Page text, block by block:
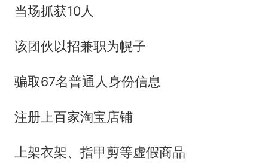
当场抓获10人
该团伙以招兼职为幌子
骗取67名普通人身份信息
注册上百家淘宝店铺
上架衣架、指甲剪等虚假商品